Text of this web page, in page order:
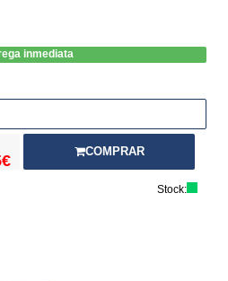
inmediata
COMPRAR
Stock: